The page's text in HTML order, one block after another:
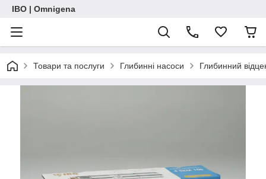
IBO | Omnigena
Товари та послуги Глибинні насоси Глибинний